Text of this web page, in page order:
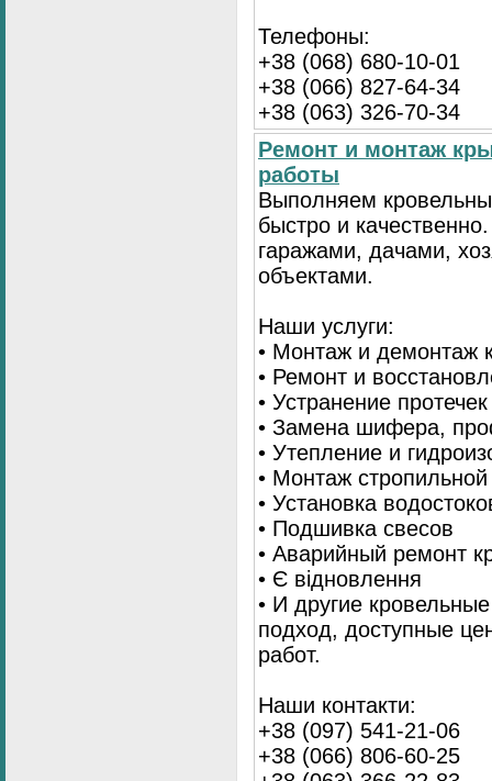
Телефоны:
+38 (068) 680-10-01
+38 (066) 827-64-34
+38 (063) 326-70-34
Ремонт и монтаж
работы
Выполняем
быстро и
гаражами, дачами,
объектами.
Наши услуги:
• Монтаж и демонтаж
• Ремонт и
• Устранение протечек
• Замена шифера,
• Утепление и
• Монтаж
• Установка
• Подшивка свесов
• Аварийный ремонт
• Є відновлення
• И другие
подход, доступные
работ.
Наши контакти:
+38 (097) 541-21-06
+38 (066) 806-60-25